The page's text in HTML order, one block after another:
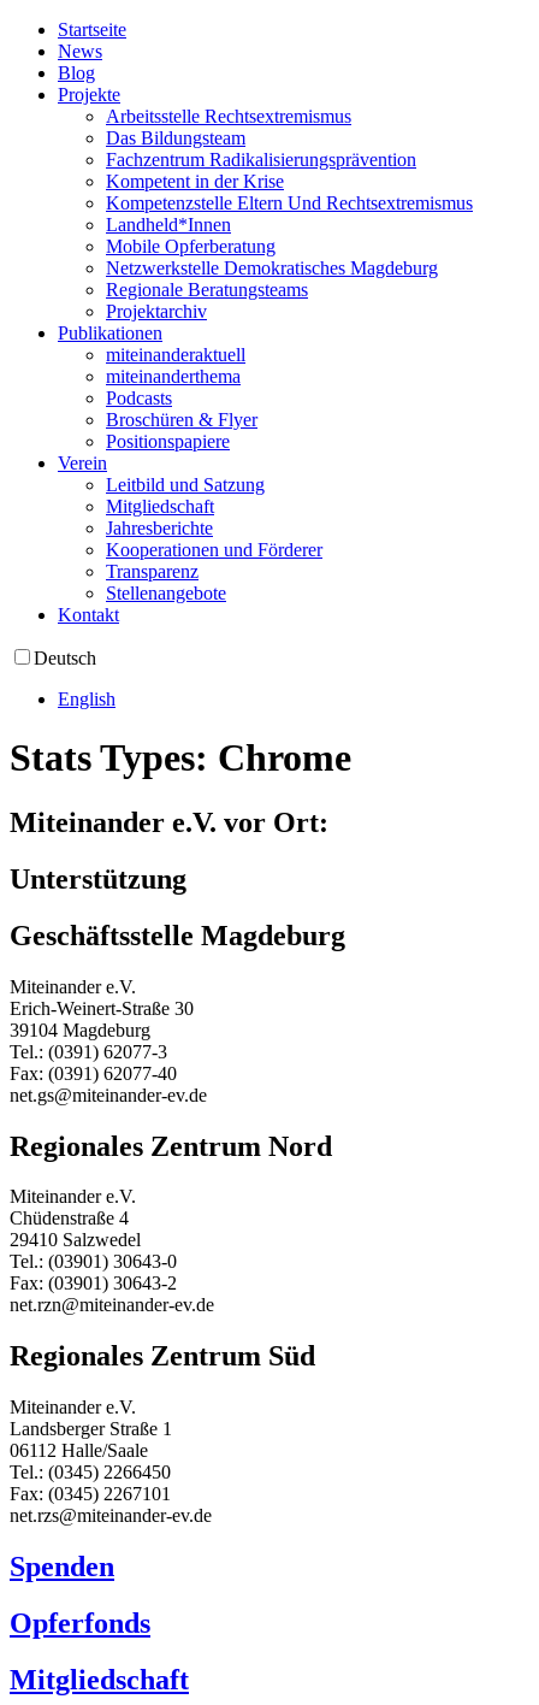
Startseite
News
Blog
Projekte
Arbeitsstelle Rechtsextremismus
Das Bildungsteam
Fachzentrum Radikalisierungsprävention
Kompetent in der Krise
Kompetenzstelle Eltern Und Rechtsextremismus
Landheld*Innen
Mobile Opferberatung
Netzwerkstelle Demokratisches Magdeburg
Regionale Beratungsteams
Projektarchiv
Publikationen
miteinanderaktuell
miteinanderthema
Podcasts
Broschüren & Flyer
Positionspapiere
Verein
Leitbild und Satzung
Mitgliedschaft
Jahresberichte
Kooperationen und Förderer
Transparenz
Stellenangebote
Kontakt
Deutsch
English
Stats Types: Chrome
Miteinander e.V. vor Ort:
Unterstützung
Geschäftsstelle Magdeburg
Miteinander e.V.
Erich-Weinert-Straße 30
39104 Magdeburg
Tel.: (0391) 62077-3
Fax: (0391) 62077-40
net.gs@miteinander-ev.de
Regionales Zentrum Nord
Miteinander e.V.
Chüdenstraße 4
29410 Salzwedel
Tel.: (03901) 30643-0
Fax: (03901) 30643-2
net.rzn@miteinander-ev.de
Regionales Zentrum Süd
Miteinander e.V.
Landsberger Straße 1
06112 Halle/Saale
Tel.: (0345) 2266450
Fax: (0345) 2267101
net.rzs@miteinander-ev.de
Spenden
Opferfonds
Mitgliedschaft